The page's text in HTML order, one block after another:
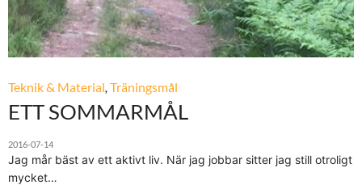
Teknik & Material,Träningsmål
ETT SOMMARMÅL
2016-07-14
Jag mår bäst av ett aktivt liv. När jag jobbar sitter jag still otroligt
mycket…